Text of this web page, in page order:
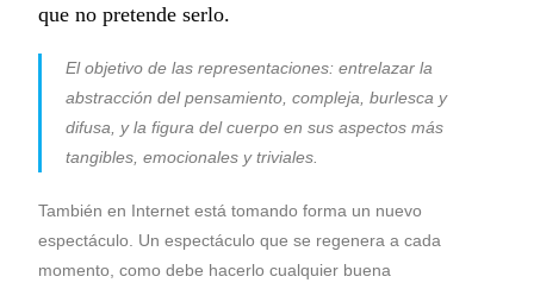
que no pretende serlo.
El objetivo de las representaciones: entrelazar la
abstracción del pensamiento, compleja, burlesca y
difusa, y la figura del cuerpo en sus aspectos más
tangibles, emocionales y triviales.
También en Internet está tomando forma un nuevo
espectáculo. Un espectáculo que se regenera a cada
momento, como debe hacerlo cualquier buena